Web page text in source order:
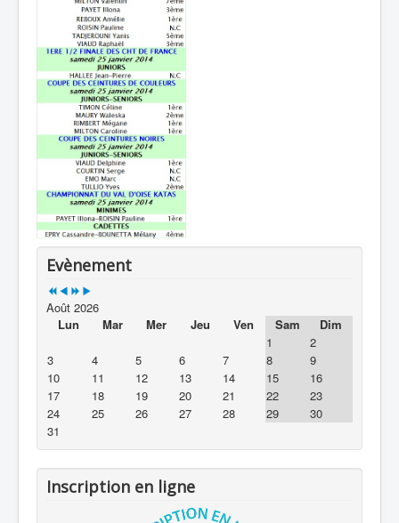
Evènement
Août 2026
Lun
Mar Mer Jeu Ven Sam
Dim
1
2
3
4 5 6 7 8
9
10
11 12 13 14 15
16
17
18 19 20 21 22
23
24
25 26 27 28 29
30
31
Inscription en ligne